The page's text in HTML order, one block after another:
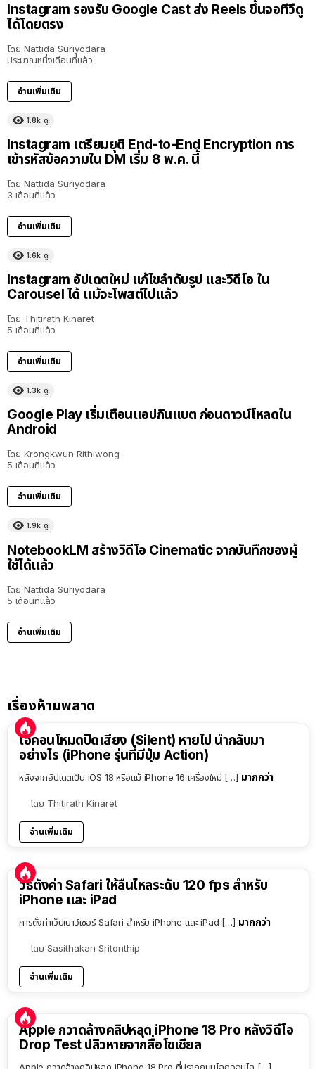
Instagram รองรับ Google Cast ส่ง Reels ขึ้นจอทีวีดู
ได้โดยตรง
โดย Nattida Suriyodara
ประมาณหนึ่งเดือนที่แล้ว
อ่านเพิ่มเติม
1.8k ดู
Instagram เตรียมยุติ End-to-End Encryption การ
เข้ารหัสข้อความใน DM เริ่ม 8 พ.ค. นี้
โดย Nattida Suriyodara
3 เดือนที่แล้ว
อ่านเพิ่มเติม
1.6k ดู
Instagram อัปเดตใหม่ แก้ไขลำดับรูป และวิดีโอ ใน
Carousel ได้ แม้จะโพสต์ไปแล้ว
โดย Thitirath Kinaret
5 เดือนที่แล้ว
อ่านเพิ่มเติม
1.3k ดู
Google Play เริ่มเตือนแอปกินแบต ก่อนดาวน์โหลดใน
Android
โดย Krongkwun Rithiwong
5 เดือนที่แล้ว
อ่านเพิ่มเติม
1.9k ดู
NotebookLM สร้างวิดีโอ Cinematic จากบันทึกของผู้
ใช้ได้แล้ว
โดย Nattida Suriyodara
5 เดือนที่แล้ว
อ่านเพิ่มเติม
เรื่องห้ามพลาด
ไอคอนโหมดปิดเสียง (Silent) หายไป นำกลับมา
อย่างไร (iPhone รุ่นที่มีปุ่ม Action)
หลังจากอัปเดตเป็น iOS 18 หรือแม้ iPhone 16 เครื่องใหม่ […] มากกว่า
โดย Thitirath Kinaret
อ่านเพิ่มเติม
วิธีตั้งค่า Safari ให้ลื่นไหลระดับ 120 fps สำหรับ
iPhone และ iPad
การตั้งค่าเว็ปเบาว์เซอร์ Safari สำหรับ iPhone และ iPad […] มากกว่า
โดย Sasithakan Sritonthip
อ่านเพิ่มเติม
Apple กวาดล้างคลิปหลุด iPhone 18 Pro หลังวิดีโอ
Drop Test ปลิวหายจากสื่อโซเชียล
Apple กวาดล้างคลิปหลุด iPhone 18 Pro ที่ปรากฏบนโลกออนไล […]